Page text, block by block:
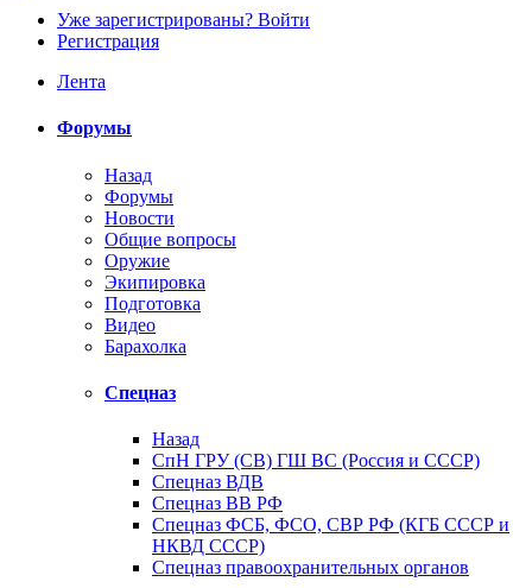
Уже зарегистрированы? Войти
Регистрация
Лента
Форумы
Назад
Форумы
Новости
Общие вопросы
Оружие
Экипировка
Подготовка
Видео
Барахолка
Спецназ
Назад
СпН ГРУ (СВ) ГШ ВС (Россия и СССР)
Спецназ ВДВ
Спецназ ВВ РФ
Спецназ ФСБ, ФСО, СВР РФ (КГБ СССР и
НКВД СССР)
Спецназ правоохранительных органов